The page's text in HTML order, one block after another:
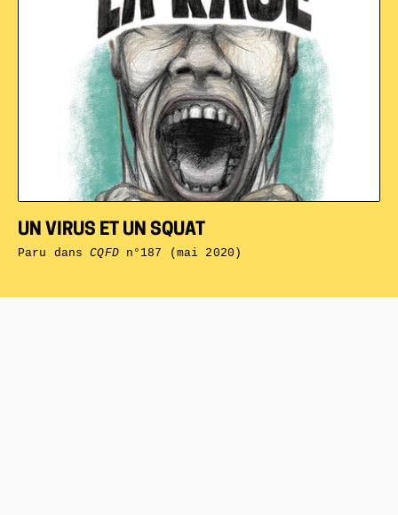
UN VIRUS ET UN SQUAT
Paru dansCQFDn°187 (mai 2020)